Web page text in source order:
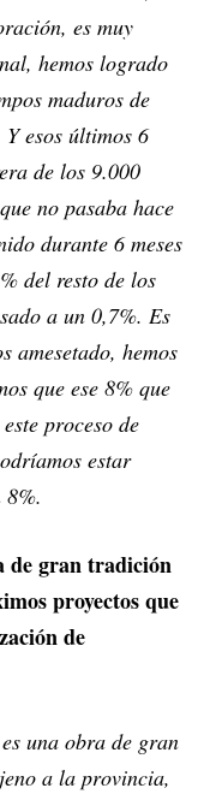
es muy
hemos logrado
maduros de
esos últimos 6
de los 9.000
no pasaba hace
durante 6 meses
del resto de los
a un 0,7%. Es
amesetado, hemos
que ese 8% que
proceso de
estar
8%.
de gran tradición
proyectos que
de
una obra de gran
a la provincia,